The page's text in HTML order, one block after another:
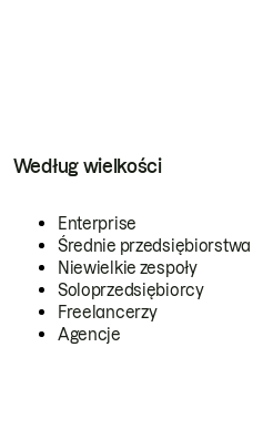
Według wielkości
Enterprise
Średnie przedsiębiorstwa
Niewielkie zespoły
Soloprzedsiębiorcy
Freelancerzy
Agencje